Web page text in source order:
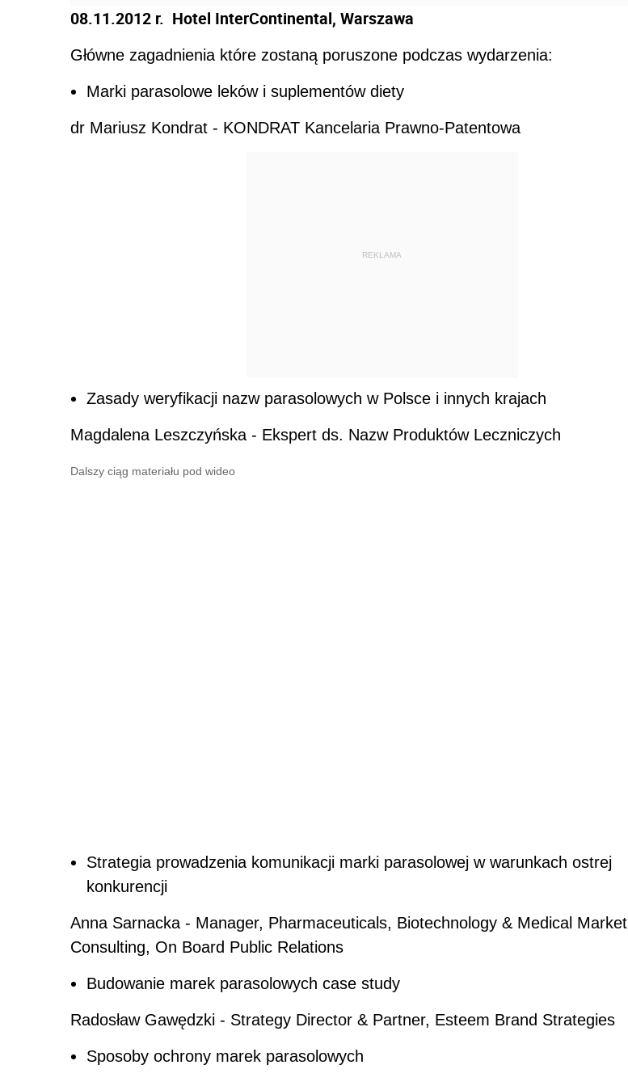
08.11.2012 r. Hotel InterContinental, Warszawa
Główne zagadnienia które zostaną poruszone podczas wydarzenia:
Marki parasolowe leków i suplementów diety
dr Mariusz Kondrat - KONDRAT Kancelaria Prawno-Patentowa
REKLAMA
Zasady weryfikacji nazw parasolowych w Polsce i innych krajach
Magdalena Leszczyńska - Ekspert ds. Nazw Produktów Leczniczych
Dalszy ciąg materiału pod wideo
Strategia prowadzenia komunikacji marki parasolowej w warunkach ostrej
konkurencji
Anna Sarnacka - Manager, Pharmaceuticals, Biotechnology & Medical Market
Consulting, On Board Public Relations
Budowanie marek parasolowych case study
Radosław Gawędzki - Strategy Director & Partner, Esteem Brand Strategies
Sposoby ochrony marek parasolowych